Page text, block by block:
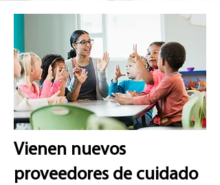
Vienen nuevos
proveedores de cuidado